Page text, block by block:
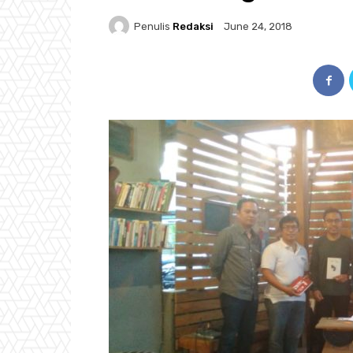
Penulis Redaksi June 24, 2018